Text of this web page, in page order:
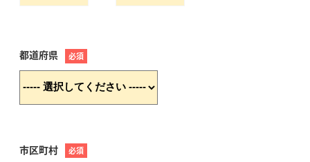
都道府県 必須
市区町村 必須